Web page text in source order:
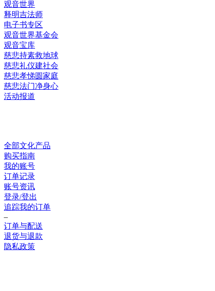
观音世界
释明吉法师
电子书专区
观音世界基金会
观音宝库
慈悲持素救地球
慈悲礼仪建社会
慈悲孝悌圆家庭
慈悲法门净身心
活动报道
全部文化产品
购买指南
我的账号
订单记录
账号资讯
登录/登出
追踪我的订单
–
订单与配送
退货与退款
隐私政策